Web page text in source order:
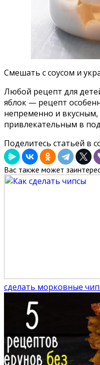
Смешать с соусом и
Любой рецепт для
яблок — рецепт
непременно и
привлекательным в
Поделитесь статьей в
Вас также может
сделать морковные